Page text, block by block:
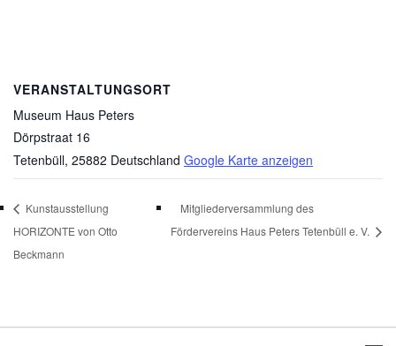
VERANSTALTUNGSORT
Museum Haus Peters
Dörpstraat 16
Tetenbüll, 25882 Deutschland Google Karte anzeigen
Kunstausstellung
HORIZONTE von Otto
Beckmann
Mitgliederversammlung des
Fördervereins Haus Peters Tetenbüll e. V.